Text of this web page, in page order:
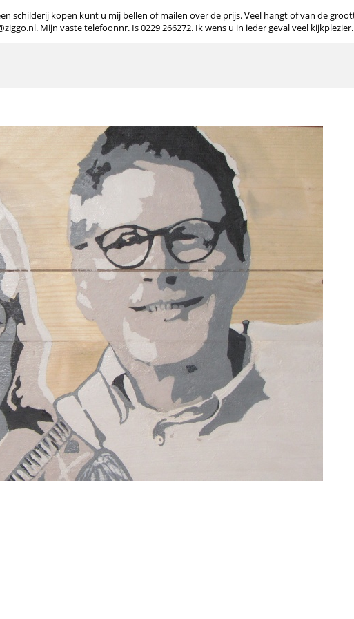
schilderij kopen kunt u mij bellen of mailen over de prijs. Veel hangt of van de
Mijn vaste telefoonnr. Is 0229 266272. Ik wens u in ieder geval veel